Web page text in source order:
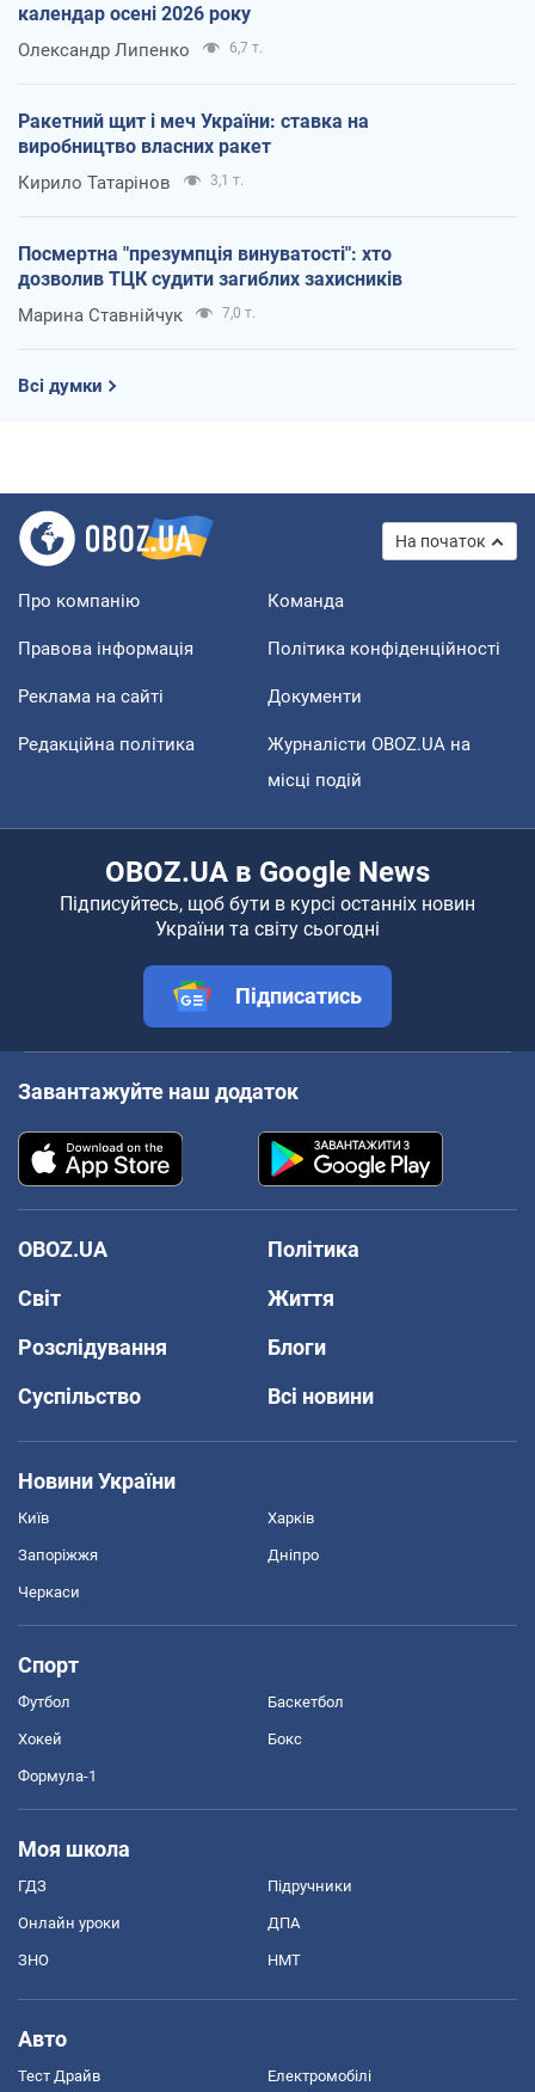
календар осені 2026 року
Олександр Липенко 6,7 т.
Ракетний щит і меч України: ставка на
виробництво власних ракет
Кирило Татарінов 3,1 т.
Посмертна "презумпція винуватості": хто
дозволив ТЦК судити загиблих захисників
Марина Ставнійчук 7,0 т.
Всі думки
На початок
Про компанію Команда
Правова інформація Політика конфіденційності
Реклама на сайті Документи
Редакційна політика
Журналісти OBOZ.UA на
місці подій
OBOZ.UA в Google News
Підписуйтесь, щоб бути в курсі останніх новин
України та світу сьогодні
Підписатись
Завантажуйте наш додаток
OBOZ.UA
Політика
Світ
Життя
Розслідування
Блоги
Суспільство
Всі новини
Новини України
Київ Харків
Запоріжжя Дніпро
Черкаси
Спорт
Футбол Баскетбол
Хокей Бокс
Формула-1
Моя школа
ГДЗ Підручники
Онлайн уроки ДПА
ЗНО НМТ
Авто
Тест Драйв Електромобілі